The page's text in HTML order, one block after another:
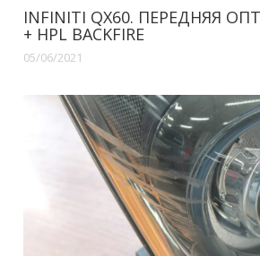
INFINITI QX60. ПЕРЕДНЯЯ
+ HPL BACKFIRE
05/06/2021